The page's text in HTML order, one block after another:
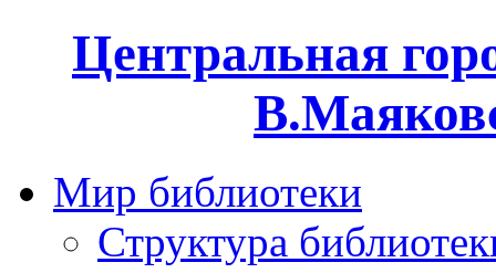
Центральная
Мир библиотеки
Структура